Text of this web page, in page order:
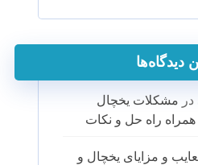
دیدگاه‌ها
در مشکلات یخچال
همراه راه حل و نکات
و مزایای یخچال و